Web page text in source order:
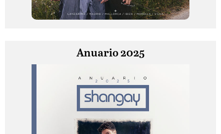
Anuario 2025